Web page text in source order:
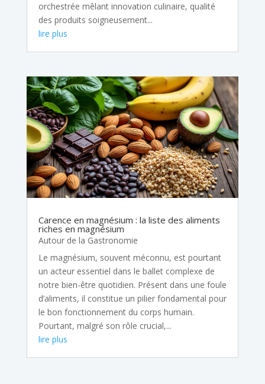
orchestrée mêlant innovation culinaire, qualité
des produits soigneusement...
lire plus
Carence en magnésium : la liste des aliments
riches en magnésium
Autour de la Gastronomie
Le magnésium, souvent méconnu, est pourtant
un acteur essentiel dans le ballet complexe de
notre bien-être quotidien. Présent dans une foule
d’aliments, il constitue un pilier fondamental pour
le bon fonctionnement du corps humain.
Pourtant, malgré son rôle crucial,...
lire plus